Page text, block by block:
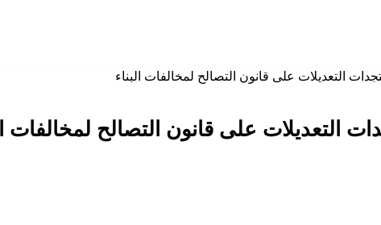
التعديلات على قانون التصالح لمخالفات البناء
التعديلات على قانون التصالح لمخالفات